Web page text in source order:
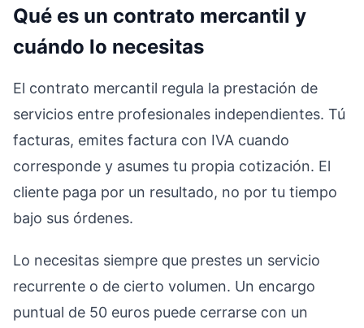
Qué es un contrato mercantil y
cuándo lo necesitas
El contrato mercantil regula la prestación de
servicios entre profesionales independientes. Tú
facturas, emites factura con IVA cuando
corresponde y asumes tu propia cotización. El
cliente paga por un resultado, no por tu tiempo
bajo sus órdenes.
Lo necesitas siempre que prestes un servicio
recurrente o de cierto volumen. Un encargo
puntual de 50 euros puede cerrarse con un